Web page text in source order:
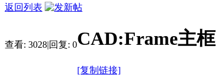
返回列表
查看: 3028|回复: 0CAD:Frame主
[复制链接]